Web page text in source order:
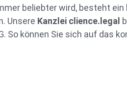
beliebter wird, besteht ein
Unsere Kanzlei clience.legal
So können Sie sich auf das